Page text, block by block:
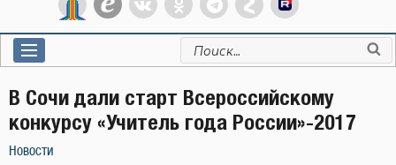
Искать:
В Сочи дали старт Всероссийскому
конкурсу «Учитель года России»-2017
Новости